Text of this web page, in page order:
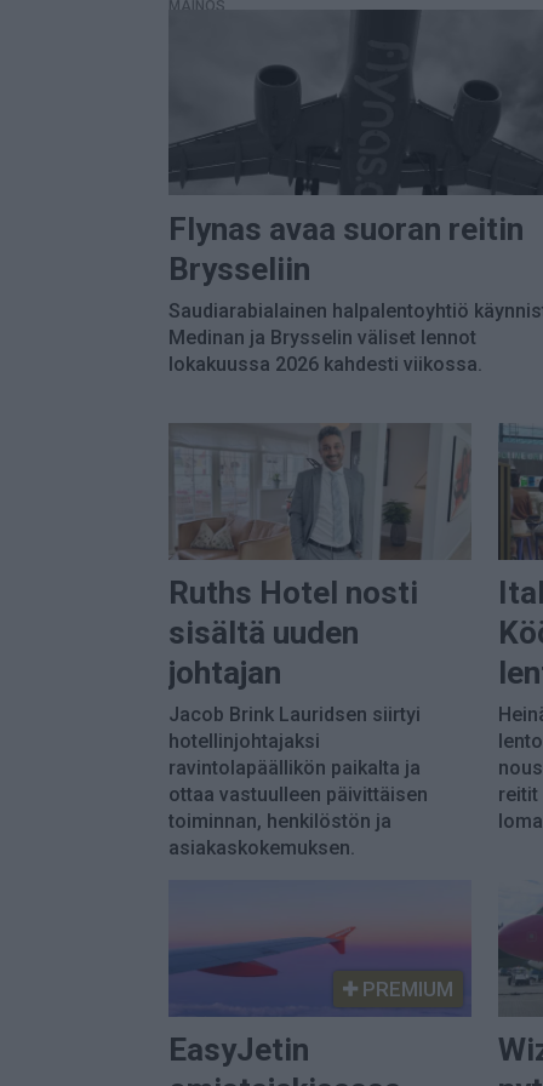
MAINOS
Flynas avaa suoran reitin
Brysseliin
Saudiarabialainen halpalentoyhtiö
Medinan ja Brysselin väliset lennot
lokakuussa 2026 kahdesti viikossa.
Ruths Hotel nosti
sisältä uuden
johtajan
Jacob Brink Lauridsen siirtyi
hotellinjohtajaksi
ravintolapäällikön paikalta ja
ottaa vastuulleen päivittäisen
toiminnan, henkilöstön ja
asiakaskokemuksen.
reitit
PREMIUM
EasyJetin